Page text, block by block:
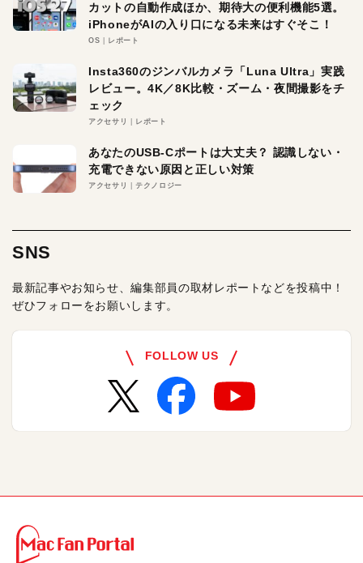
カットの自動作成ほか、期待大の便利機能5選。
iPhoneがAIの入り口になる未来はすぐそこ！
OS レポート
Insta360のジンバルカメラ「Luna Ultra」実践
レビュー。4K／8K比較・ズーム・夜間撮影をチ
ェック
アクセサリ レポート
あなたのUSB-Cポートは大丈夫？ 認識しない・
充電できない原因と正しい対策
アクセサリ テクノロジー
SNS
最新記事やお知らせ、編集部員の取材レポートなどを投稿中！
ぜひフォローをお願いします。
FOLLOW US